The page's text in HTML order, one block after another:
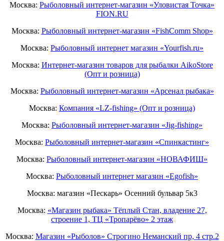
Москва: Рыболовный интернет-магазин «Уловистая Точка»
FION.RU
Москва: Рыболовный интернет-магазин «FishComm Shop»
Москва: Рыболовный интернет магазин «Yourfish.ru»
Москва: Интернет-магазин товаров для рыбалки AikoStore
(Опт и розница)
Москва: Рыболовный интернет-магазин «Арсенал рыбака»
Москва: Компания «LZ-fishing» (Опт и розница)
Москва: Рыболовный интернет-магазин «Jig-fishing»
Москва: Рыболовный интернет-магазин «Спинкастинг»
Москва: Рыболовный интернет-магазин «НОВАФИШ»
Москва: Рыболовный интернет магазин «Egofish»
Москва: магазин «Пескарь» Осенний бульвар 5к3
Москва: «Магазин рыбака» Тёплый Стан, владение 27,
строение 1, ТЦ «Тропарёво» 2 этаж
Москва: Магазин «Рыболов» Строгино Неманский пр, 4 стр.2